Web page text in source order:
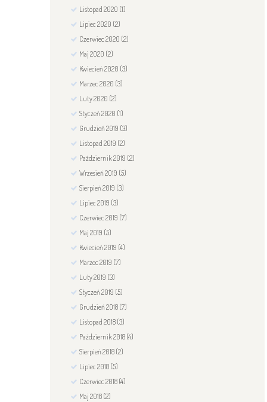
Listopad2020 (1)
Lipiec2020 (2)
Czerwiec2020 (2)
Maj2020 (2)
Kwiecień2020 (3)
Marzec2020 (3)
Luty2020 (2)
Styczeń2020 (1)
Grudzień2019 (3)
Listopad2019 (2)
Październik2019 (2)
Wrzesień2019 (5)
Sierpień2019 (3)
Lipiec2019 (3)
Czerwiec2019 (7)
Maj2019 (5)
Kwiecień2019 (4)
Marzec2019 (7)
Luty2019 (3)
Styczeń2019 (5)
Grudzień2018 (7)
Listopad2018 (3)
Październik2018 (4)
Sierpień2018 (2)
Lipiec2018 (5)
Czerwiec2018 (4)
Maj2018 (2)